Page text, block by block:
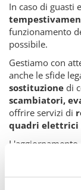
In caso di guasti
funzionamento
possibile.
Gestiamo con
anche le sfide
sostituzione di
scambiatori,
offrire servizi di
quadri elettrici
provvedere alla